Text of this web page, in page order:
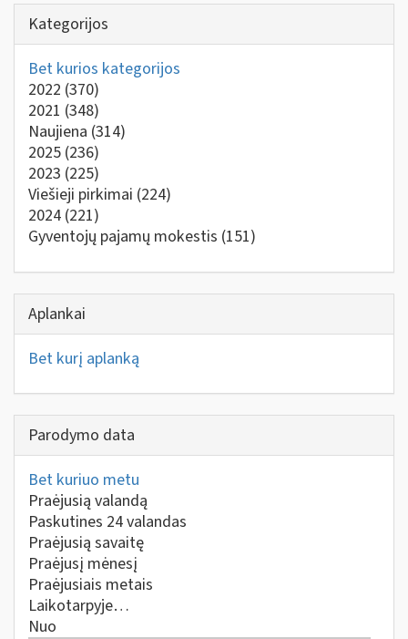
Kategorijos
Bet kurios kategorijos
2022 (370)
2021 (348)
Naujiena (314)
2025 (236)
2023 (225)
Viešieji pirkimai (224)
2024 (221)
Gyventojų pajamų mokestis (151)
Aplankai
Bet kurį aplanką
Parodymo data
Bet kuriuo metu
Praėjusią valandą
Paskutines 24 valandas
Praėjusią savaitę
Praėjusį mėnesį
Praėjusiais metais
Laikotarpyje…
Nuo